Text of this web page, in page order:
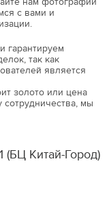
с вами и
гарантируем
так как
является
золото или цена
мы
(БЦ Китай-Город)